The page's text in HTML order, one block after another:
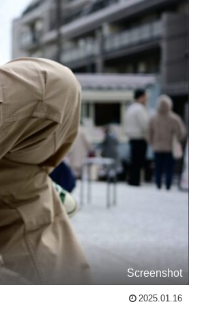
Screenshot
2025.01.16